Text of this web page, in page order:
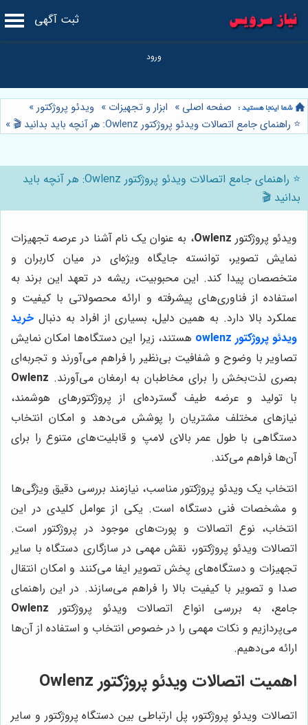
ثبت آگهی
صفحه اصلی » ابزار و تجهیزات » ویدئو پروژکتور»
⭐️ راهنمای جامع اتصالات ویدئو پروژکتور Owlenz: هر آنچه باید بدانید 🎬
»
⭐️ راهنمای جامع اتصالات ویدئو پروژکتور Owlenz: هر آنچه باید
بدانید 🎬
ویدئو پروژکتور Owlenz، به عنوان یک نام آشنا در عرصه تجهیزات
نمایش تصویر، توانسته جایگاه ویژه‌ای در میان کاربران و
متخصصان پیدا کند. این محبوبیت، ریشه در تعهد این برند به
استفاده از فناوری‌های پیشرفته و ارائه محصولاتی با کیفیت و
عملکرد بالا دارد. به همین دلیل، بسیاری از افراد به دنبال خرید
ویدئو پروژکتور owlenz
هستند، زیرا این دستگاه‌ها امکان نمایش
تصاویر با وضوح و شفافیت بی‌نظیر را فراهم می‌آورند و تجربه‌ای
بصری لذت‌بخش را برای مخاطبان به ارمغان می‌آورند. Owlenz
با تولید و عرضه طیف گسترده‌ای از پروژکتورهای هوشمند،
نیازهای مختلف مشتریان را پوشش می‌دهد و امکان انتخاب
دستگاهی با طول عمر بالای لامپ و قابلیت‌های متنوع را برای
آن‌ها فراهم می‌کند.
انتخاب یک ویدئو پروژکتور مناسب، نیازمند بررسی دقیق ویژگی‌ها
و مشخصات فنی دستگاه است. یکی از عوامل کلیدی در این
انتخاب، نوع اتصالات و پورت‌های موجود در پروژکتور است.
اتصالات ویدئو پروژکتور، نقش مهمی در سازگاری دستگاه با سایر
تجهیزات و دستگاه‌های پخش تصویر ایفا می‌کنند و امکان انتقال
صدا و تصویر با کیفیت بالا را فراهم می‌سازند. در این راهنمای
جامع، به بررسی انواع اتصالات ویدئو پروژکتور Owlenz
می‌پردازیم و نکات مهمی را در خصوص انتخاب و استفاده از آن‌ها
ارائه می‌دهیم.
اهمیت اتصالات ویدئو پروژکتور Owlenz
اتصالات ویدئو پروژکتور، پل ارتباطی بین دستگاه پروژکتور و سایر